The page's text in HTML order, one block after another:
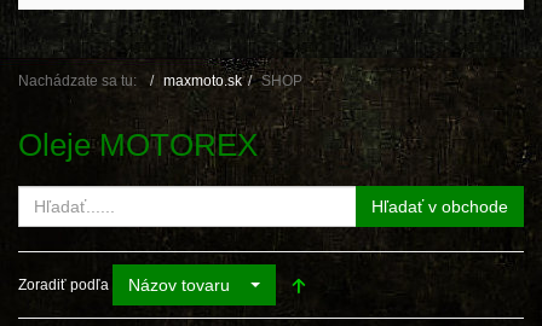
Nachádzate sa tu: maxmoto.sk SHOP
Oleje MOTOREX
Hľadať v obchode
Zoradiť podľa Názov tovaru